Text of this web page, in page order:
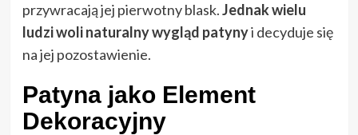
przywracają jej pierwotny blask.Jednak wielu
ludzi woli naturalny wygląd patynyi decyduje się
na jej pozostawienie.
Patyna jako Element
Dekoracyjny